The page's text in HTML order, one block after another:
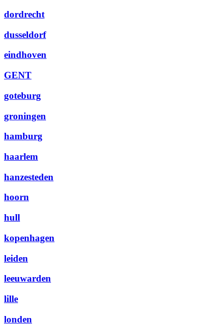
dordrecht
dusseldorf
eindhoven
GENT
goteburg
groningen
hamburg
haarlem
hanzesteden
hoorn
hull
kopenhagen
leiden
leeuwarden
lille
londen